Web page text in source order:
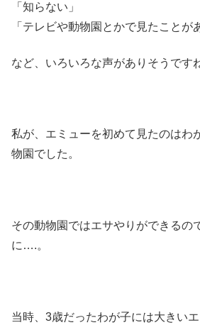
「知らない」
「テレビや動物園とかで見たことが
など、いろいろな声がありそうです
私が、エミューを初めて見たのはわ
物園でした。
その動物園ではエサやりができるの
に….。
当時、3歳だったわが子には大きい